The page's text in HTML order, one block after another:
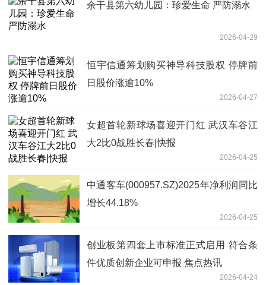
余干县第六幼儿园：珍爱生命 严防溺水
2026-04-29
恒宇信通筹划购买神导科技股权 停牌前
日股价涨逾10%
2026-04-27
女超首轮新球场喜迎开门红 武汉车谷江
大2比0战胜长春|快报
2026-04-25
中通客车(000957.SZ)2025年净利润同比
增长44.18%
2026-04-25
创业板第四套上市标准正式启用 符合条
件优质创新企业可申报 焦点热讯
2026-04-24